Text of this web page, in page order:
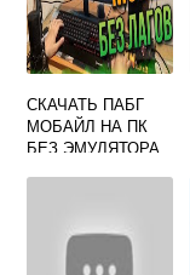
СКАЧАТЬ ПАБГ
МОБАЙЛ НА ПК
БЕЗ ЭМУЛЯТОРА